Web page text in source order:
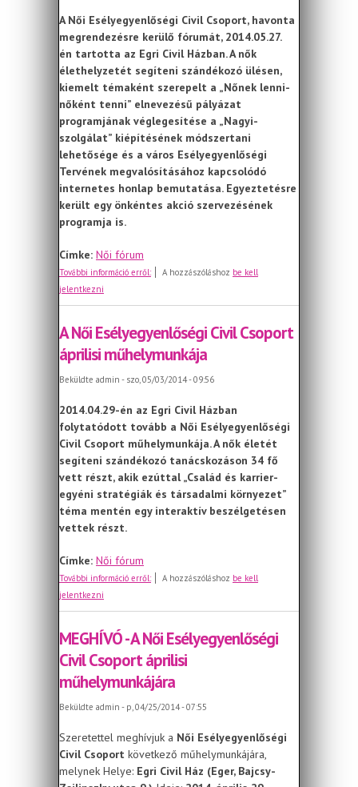
A Női Esélyegyenlőségi Civil Csoport, havonta
megrendezésre kerülő fórumát, 2014.05.27.
én tartotta az Egri Civil Házban. A nők
élethelyzetét segíteni szándékozó ülésen,
kiemelt témaként szerepelt a „Nőnek lenni-
nőként tenni” elnevezésű pályázat
programjának véglegesítése a „Nagyi-
szolgálat” kiépítésének módszertani
lehetősége és a város Esélyegyenlőségi
Tervének megvalósításához kapcsolódó
internetes honlap bemutatása. Egyeztetésre
került egy önkéntes akció szervezésének
programja is.
Címke: Női fórum
További információ erről:A Női Esélyegyenlőségi Civil Csoport
A hozzászóláshoz be kell
jelentkezni
A Női Esélyegyenlőségi Civil Csoport
áprilisi műhelymunkája
Beküldte admin - szo, 05/03/2014 - 09:56
2014.04.29-én az Egri Civil Házban
folytatódott tovább a Női Esélyegyenlőségi
Civil Csoport műhelymunkája. A nők életét
segíteni szándékozó tanácskozáson 34 fő
vett részt, akik ezúttal „Család és karrier-
egyéni stratégiák és társadalmi környezet”
téma mentén egy interaktív beszélgetésen
vettek részt.
Címke: Női fórum
További információ erről:A Női Esélyegyenlőségi Civil Csoport
A hozzászóláshoz be kell
jelentkezni
MEGHÍVÓ - A Női Esélyegyenlőségi
Civil Csoport áprilisi
műhelymunkájára
Beküldte admin - p, 04/25/2014 - 07:55
Szeretettel meghívjuk a Női Esélyegyenlőségi
Civil Csoport következő műhelymunkájára,
melynek Helye: Egri Civil Ház (Eger, Bajcsy-